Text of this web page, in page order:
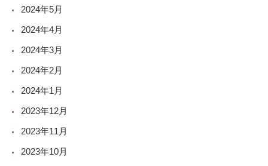
2024年5月
2024年4月
2024年3月
2024年2月
2024年1月
2023年12月
2023年11月
2023年10月